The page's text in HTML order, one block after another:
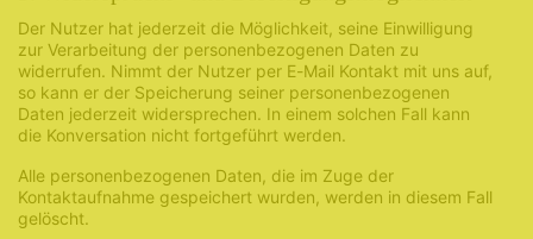
Der Nutzer hat jederzeit die Möglichkeit, seine Einwilligung
zur Verarbeitung der personenbezogenen Daten zu
widerrufen. Nimmt der Nutzer per E-Mail Kontakt mit uns auf,
so kann er der Speicherung seiner personenbezogenen
Daten jederzeit widersprechen. In einem solchen Fall kann
die Konversation nicht fortgeführt werden.
Alle personenbezogenen Daten, die im Zuge der
Kontaktaufnahme gespeichert wurden, werden in diesem Fall
gelöscht.